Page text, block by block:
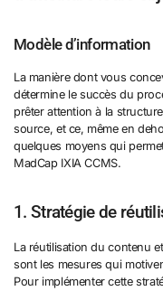
Modèle d’information
La manière dont vous
détermine le succès du
prêter attention à la
source, et ce, même en
quelques moyens qui
MadCap IXIA CCMS.
1. Stratégie de
La réutilisation du contenu
sont les mesures qui
Pour implémenter cette